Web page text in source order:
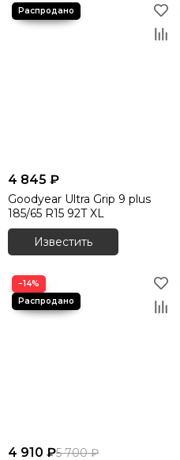
4 845 ₽
Goodyear Ultra Grip 9 plus
185/65 R15 92T XL
Известить
−14%
4 910 ₽5 700 ₽